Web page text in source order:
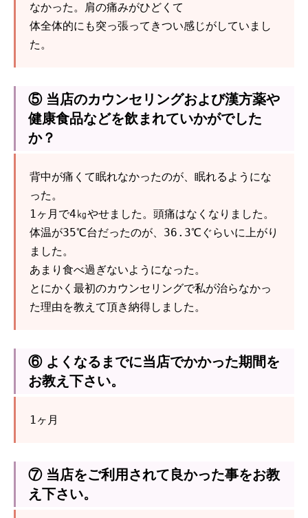
なかった。肩の痛みがひどくて
体全体的にも突っ張ってきつい感じがしていまし
た。
⑤ 当店のカウンセリングおよび漢方薬や
健康食品などを飲まれていかがでした
か？
背中が痛くて眠れなかったのが、眠れるようにな
った。
1ヶ月で4㎏やせました。頭痛はなくなりました。
体温が35℃台だったのが、36.3℃ぐらいに上がり
ました。
あまり食べ過ぎないようになった。
とにかく最初のカウンセリングで私が治らなかっ
た理由を教えて頂き納得しました。
⑥ よくなるまでに当店でかかった期間を
お教え下さい。
1ヶ月
⑦ 当店をご利用されて良かった事をお教
え下さい。